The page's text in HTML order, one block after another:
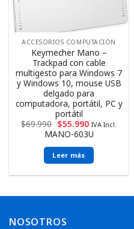
ACCESORIOS COMPUTACIÓN
Keymecher Mano –
Trackpad con cable
multigesto para Windows 7
y Windows 10, mouse USB
delgado para
computadora, portátil, PC y
portátil
$69.990 $55.990 IVA Incl.
MANO-603U
Leer más
NOSOTROS